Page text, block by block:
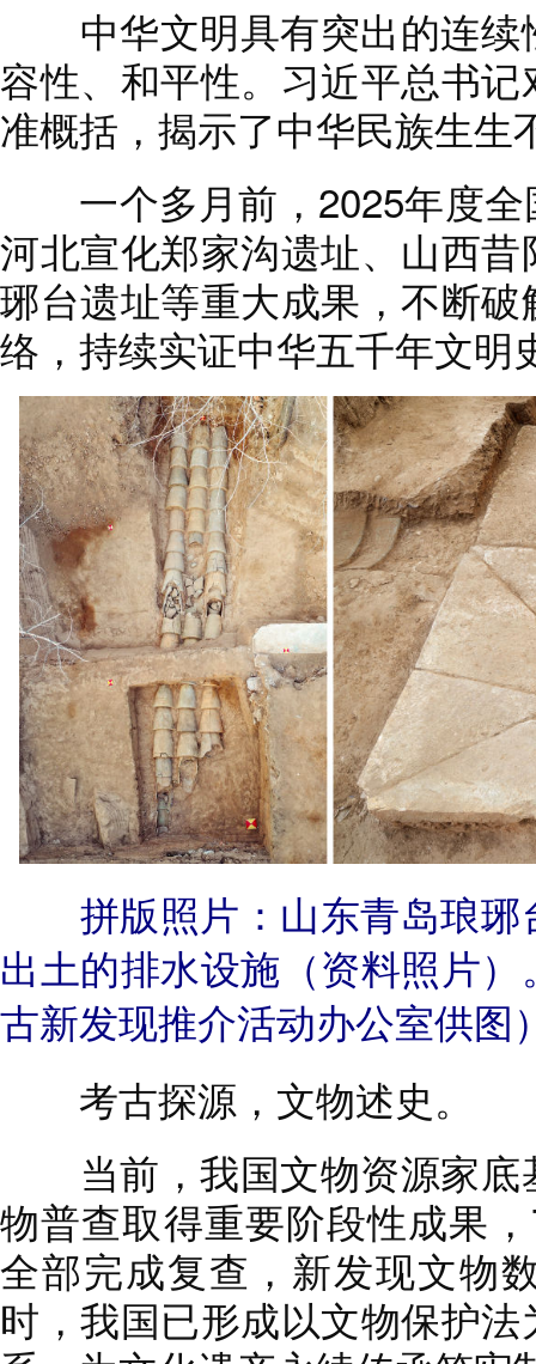
中华文明具有突出的连续
容性、和平性。习近平总书
准概括，揭示了中华民族生生
一个多月前，2025年度全
河北宣化郑家沟遗址、山西
琊台遗址等重大成果，不断
络，持续实证中华五千年文明
拼版照片：山东青岛琅
出土的排水设施（资料照片
古新发现推介活动办公室供图
考古探源，文物述史。
当前，我国文物资源家底
物普查取得重要阶段性成果
全部完成复查，新发现文物
时，我国已形成以文物保护